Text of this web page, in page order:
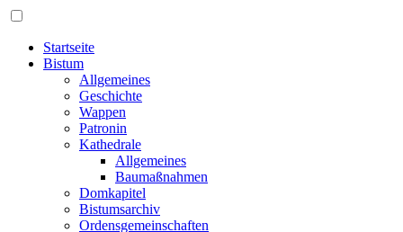
Startseite
Bistum
Allgemeines
Geschichte
Wappen
Patronin
Kathedrale
Allgemeines
Baumaßnahmen
Domkapitel
Bistumsarchiv
Ordensgemeinschaften